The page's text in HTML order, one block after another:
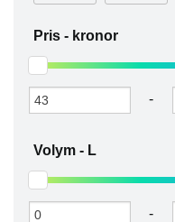
Pris - kronor
-
Volym - L
-